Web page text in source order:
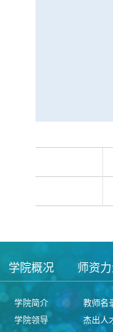
学院概况
学院简介
学院领导
师资
教师名
杰出人